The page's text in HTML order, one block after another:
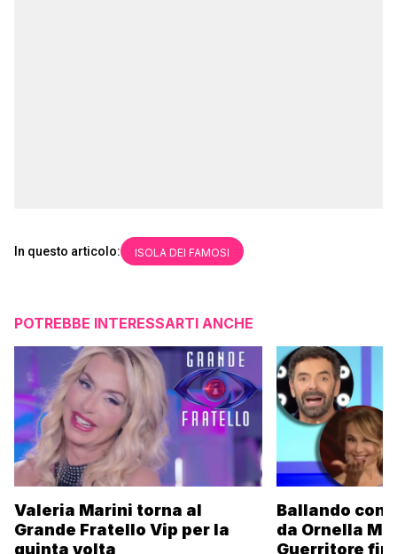
In questo articolo: ISOLA DEI FAMOSI
POTREBBE INTERESSARTI ANCHE
Valeria Marini torna al
Grande Fratello Vip per la
quinta volta
Ballando con
da Ornella
Guerritore